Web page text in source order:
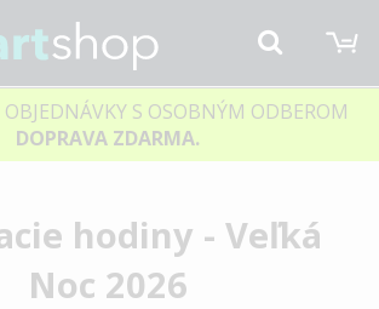
Hľadať
OBJEDNÁVKY S OSOBNÝM ODBEROM
DOPRAVA ZDARMA.
hodiny - Veľká
Noc 2026